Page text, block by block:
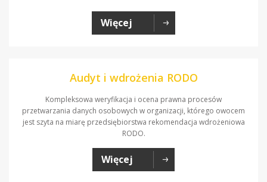
Więcej
Audyt i wdrożenia RODO
Kompleksowa weryfikacja i ocena prawna procesów
przetwarzania danych osobowych w organizacji, którego owocem
jest szyta na miarę przedsiębiorstwa rekomendacja wdrożeniowa
RODO.
Więcej